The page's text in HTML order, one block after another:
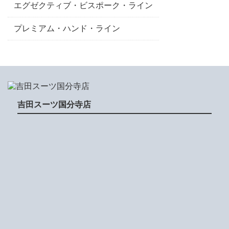
エグゼクティブ・ビスポーク・ライン
プレミアム・ハンド・ライン
吉田スーツ国分寺店